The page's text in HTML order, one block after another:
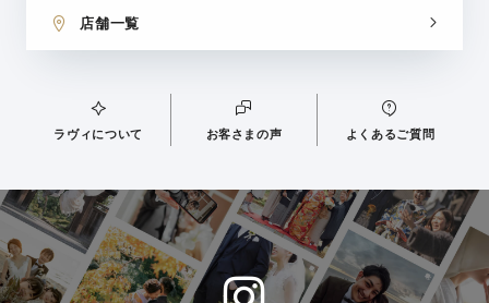
店舗一覧
ラヴィについて お客さまの声 よくあるご質問